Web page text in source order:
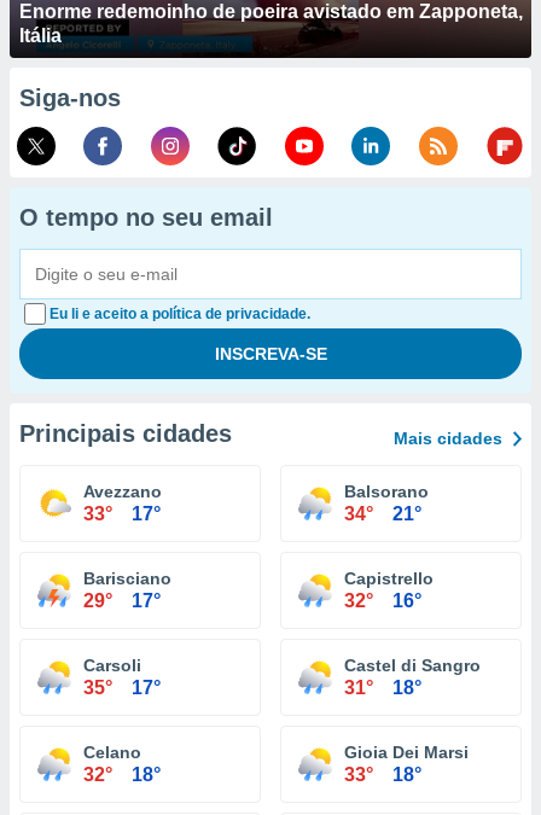
Enorme redemoinho de poeira avistado em Zapponeta,
Itália
Siga-nos
O tempo no seu email
Eu li e aceito a política de privacidade.
Principais cidades Mais cidades
Avezzano
33° 17°
Balsorano
34° 21°
Barisciano
29° 17°
Capistrello
32° 16°
Carsoli
35° 17°
Castel di Sangro
31° 18°
Celano
32° 18°
Gioia Dei Marsi
33° 18°